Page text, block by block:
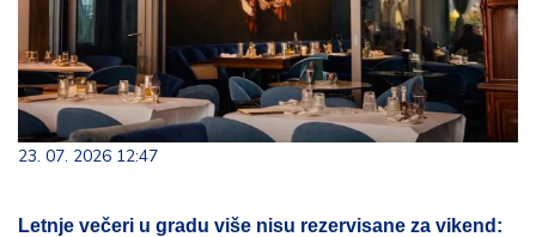
23. 07. 2026 12:47
Letnje večeri u gradu više nisu rezervisane za vikend: